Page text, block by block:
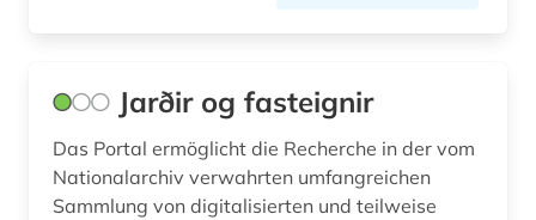
Jarðir og fasteignir
Das Portal ermöglicht die Recherche in der vom
Nationalarchiv verwahrten umfangreichen
Sammlung von digitalisierten und teilweise